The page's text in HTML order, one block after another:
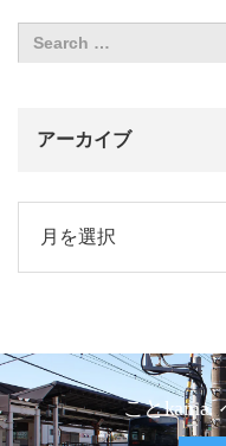
アーカイブ
ことkama.